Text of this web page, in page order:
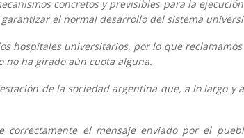
concretos y previsibles para la
el normal desarrollo del sistema
hospitales universitarios, por lo que
no ha girado aún cuota alguna.
de la sociedad argentina que, a lo largo
correctamente el mensaje enviado por el